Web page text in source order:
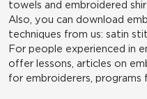
towels and embroidered
Also, you can download
techniques from us: satin
For people experienced in
offer lessons, articles on
for embroiderers, programs